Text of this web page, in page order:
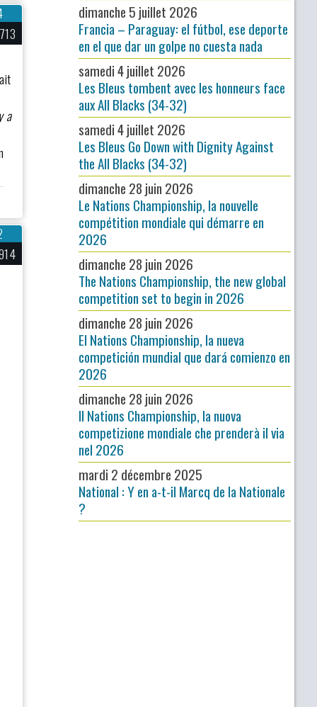
a
dimanche 5 juillet 2026
Francia – Paraguay: el fútbol, ese deporte
en el que dar un golpe no cuesta nada
samedi 4 juillet 2026
Les Bleus tombent avec les honneurs face
aux All Blacks (34-32)
samedi 4 juillet 2026
Les Bleus Go Down with Dignity Against
the All Blacks (34-32)
dimanche 28 juin 2026
Le Nations Championship, la nouvelle
compétition mondiale qui démarre en
2026
dimanche 28 juin 2026
The Nations Championship, the new global
competition set to begin in 2026
dimanche 28 juin 2026
El Nations Championship, la nueva
competición mundial que dará comienzo en
2026
dimanche 28 juin 2026
Il Nations Championship, la nuova
competizione mondiale che prenderà il via
nel 2026
mardi 2 décembre 2025
National : Y en a-t-il Marcq de la Nationale
?